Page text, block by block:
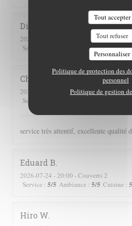
Tout accepter
Tout refuser
Personnaliser
Politique de protection des
personnel
Politique de gestion
Didier
2026-07-16
- 19:00 - Couverts 4
Service
:5/5 Cuisine:5
Christine
2026-07-24
- 19:00 - Couverts 2
Service
service très attentif, excellente qualité
Eduard B
2026-07-24 - 20:00 - Couverts 2
Service : 5/5 Ambiance : 5/5 Cuisine : 5
Hiro W